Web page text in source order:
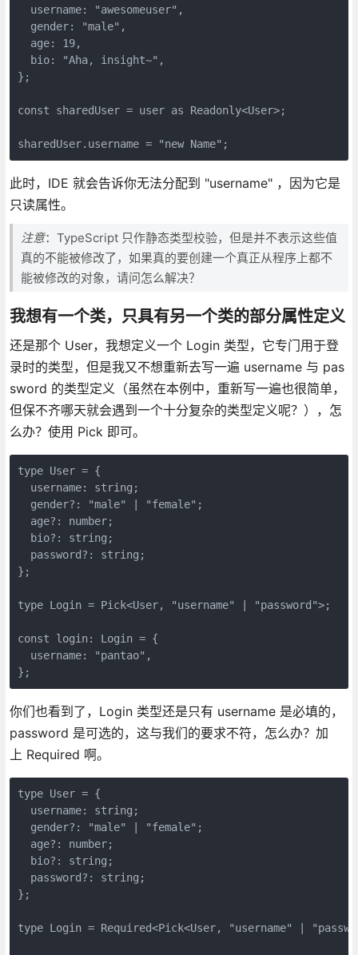
  username: "awesomeuser",
  gender: "male",
  age: 19,
  bio: "Aha, insight~",
};
const sharedUser = user as Readonly<User>;
sharedUser.username = "new Name";
此时，IDE 就会告诉你无法分配到 "username" ，因为它是
只读属性。
注意：TypeScript 只作静态类型校验，但是并不表示这些值
真的不能被修改了，如果真的要创建一个真正从程序上都不
能被修改的对象，请问怎么解决？
我想有一个类，只具有另一个类的部分属性定义
还是那个 User，我想定义一个 Login 类型，它专门用于登
录时的类型，但是我又不想重新去写一遍 username 与 pas
sword 的类型定义（虽然在本例中，重新写一遍也很简单，
但保不齐哪天就会遇到一个十分复杂的类型定义呢？），怎
么办？使用 Pick 即可。
type User = {
  username: string;
  gender?: "male" | "female";
  age?: number;
  bio?: string;
  password?: string;
};
type Login = Pick<User, "username" | "password">;
const login: Login = {
  username: "pantao",
};
你们也看到了，Login 类型还是只有 username 是必填的，
password 是可选的，这与我们的要求不符，怎么办？加
上 Required 啊。
type User = {
  username: string;
  gender?: "male" | "female";
  age?: number;
  bio?: string;
  password?: string;
};
type Login = Required<Pick<User, "username" |